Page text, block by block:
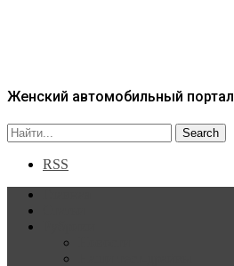
Женский автомобильный портал
RSS